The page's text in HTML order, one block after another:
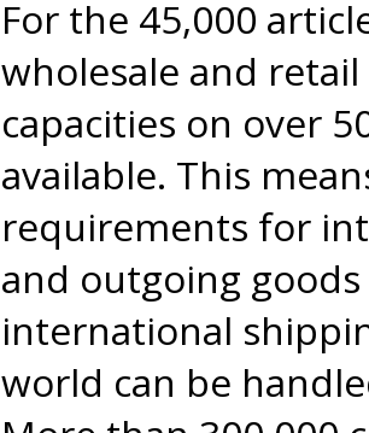
For the 45,000
wholesale and
capacities on over
available. This
requirements for
and outgoing
international
world can be